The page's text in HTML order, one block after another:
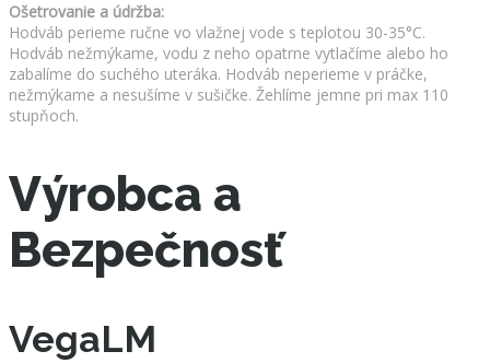
Ošetrovanie a údržba:
Hodváb perieme ručne vo vlažnej vode s teplotou 30-35°C.
Hodváb nežmýkame, vodu z neho opatrne vytlačíme alebo ho
zabalíme do suchého uteráka. Hodváb neperieme v práčke,
nežmýkame a nesušíme v sušičke. Žehlíme jemne pri max 110
stupňoch.
Výrobca a
Bezpečnosť
VegaLM